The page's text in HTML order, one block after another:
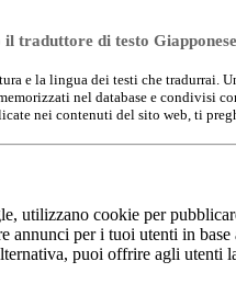
il traduttore di testo
e la lingua dei testi che tradurrai.
nel database e condivisi
nei contenuti del sito web, ti
utilizzano cookie per
annunci per i tuoi utenti in
puoi offrire agli utenti